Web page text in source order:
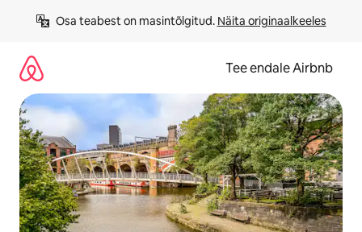
Osa teabest on masintõlgitud. Näita originaalkeeles
Tee endale Airbnb